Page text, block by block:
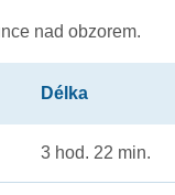
nad obzorem.
Délka
3 hod. 22 min.